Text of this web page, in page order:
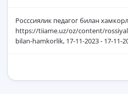
Росссиялик педагог билан
https://tiiame.uz/oz/content/
bilan-hamkorlik, 17-11-2023 - 17-11-